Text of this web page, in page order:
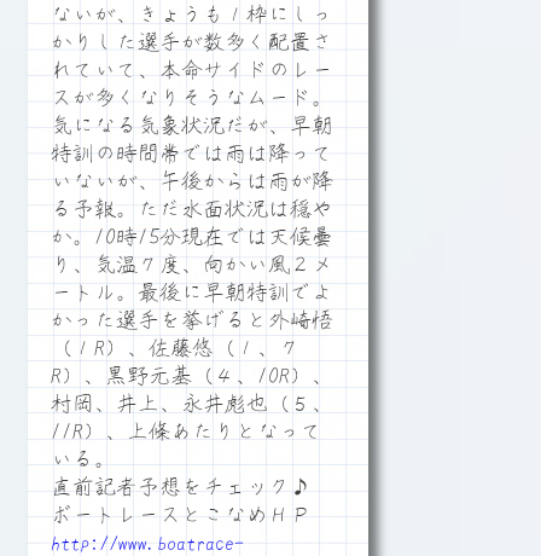
ないが、きょうも１枠にしっ
かりした選手が数多く配置さ
れていて、本命サイドのレー
スが多くなりそうなムード。
気になる気象状況だが、早朝
特訓の時間帯では雨は降って
いないが、午後からは雨が降
る予報。ただ水面状況は穏や
か。10時15分現在では天候曇
り、気温７度、向かい風２メ
ートル。最後に早朝特訓でよ
かった選手を挙げると外崎悟
（１R）、佐藤悠（１、７
R）、黒野元基（４、10R）、
村岡、井上、永井彪也（５、
11R）、上條あたりとなって
いる。
直前記者予想をチェック♪
ボートレースとこなめＨＰ
http://www.boatrace-